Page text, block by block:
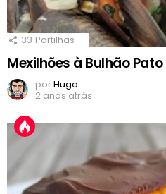
33 Partilhas
Mexilhões à Bulhão Pato
porHugo
2 anos atrás